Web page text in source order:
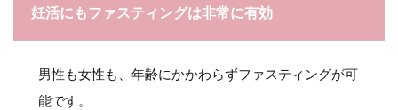
妊活にもファスティングは非常に有効
男性も女性も、年齢にかかわらずファスティングが可
能です。